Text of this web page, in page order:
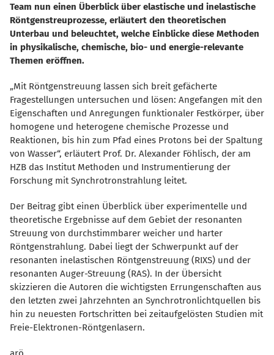
Team nun einen Überblick über elastische und inelastische
Röntgenstreuprozesse, erläutert den theoretischen
Unterbau und beleuchtet, welche Einblicke diese Methoden
in physikalische, chemische, bio- und energie-relevante
Themen eröffnen.
Mit Röntgenstreuung lassen sich breit gefächerte
Fragestellungen untersuchen und lösen: Angefangen mit den
Eigenschaften und Anregungen funktionaler Festkörper, über
homogene und heterogene chemische Prozesse und
Reaktionen, bis hin zum Pfad eines Protons bei der Spaltung
von Wasser“, erläutert Prof. Dr. Alexander Föhlisch, der am
HZB das Institut Methoden und Instrumentierung der
Forschung mit Synchrotronstrahlung leitet.
Der Beitrag gibt einen Überblick über experimentelle und
theoretische Ergebnisse auf dem Gebiet der resonanten
Streuung von durchstimmbarer weicher und harter
Röntgenstrahlung. Dabei liegt der Schwerpunkt auf der
resonanten inelastischen Röntgenstreuung (RIXS) und der
resonanten Auger-Streuung (RAS). In der Übersicht
skizzieren die Autoren die wichtigsten Errungenschaften aus
den letzten zwei Jahrzehnten an Synchrotronlichtquellen bis
hin zu neuesten Fortschritten bei zeitaufgelösten Studien mit
Freie-Elektronen-Röntgenlasern.